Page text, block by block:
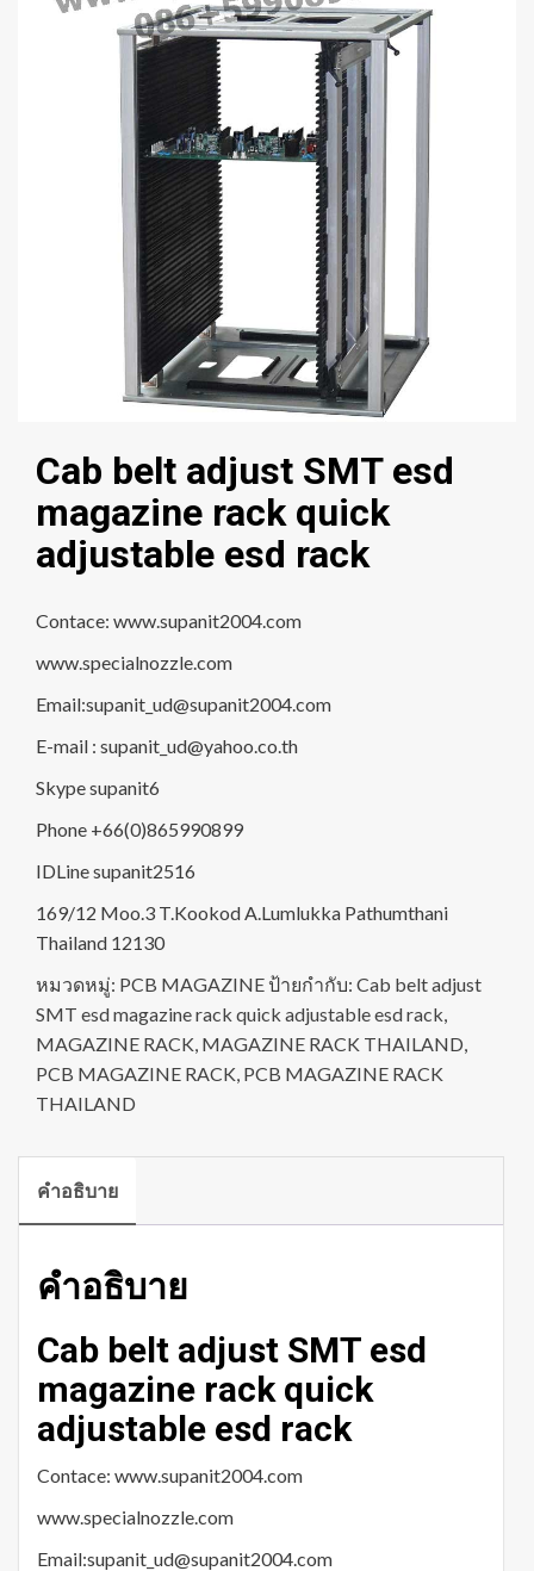
Cab belt adjust SMT esd
magazine rack quick
adjustable esd rack
Contace: www.supanit2004.com
www.specialnozzle.com
Email:supanit_ud@supanit2004.com
E-mail : supanit_ud@yahoo.co.th
Skype supanit6
Phone +66(0)865990899
IDLine supanit2516
169/12 Moo.3 T.Kookod A.Lumlukka Pathumthani
Thailand 12130
หมวดหมู่: PCB MAGAZINEป้ายกำกับ: Cab belt adjust
SMT esd magazine rack quick adjustable esd rack,
MAGAZINE RACK, MAGAZINE RACK THAILAND,
PCB MAGAZINE RACK, PCB MAGAZINE RACK
THAILAND
คำอธิบาย
คำอธิบาย
Cab belt adjust SMT esd
magazine rack quick
adjustable esd rack
Contace: www.supanit2004.com
www.specialnozzle.com
Email:supanit_ud@supanit2004.com